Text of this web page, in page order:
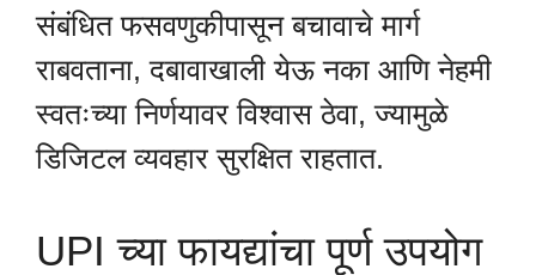
संबंधित फसवणुकीपासून बचावाचे मार्ग
राबवताना, दबावाखाली येऊ नका आणि नेहमी
स्वतःच्या निर्णयावर विश्वास ठेवा, ज्यामुळे
डिजिटल व्यवहार सुरक्षित राहतात.
UPI च्या फायद्यांचा पूर्ण उपयोग